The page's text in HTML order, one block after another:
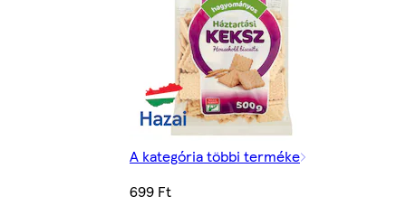
A kategória többi terméke
699 Ft